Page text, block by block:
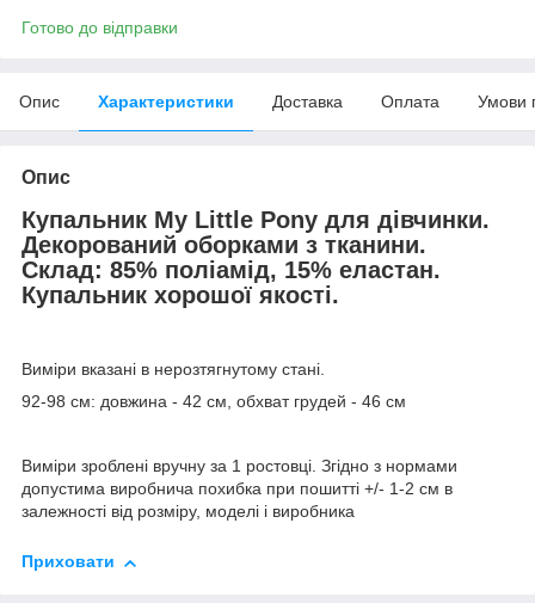
Готово до відправки
Опис Характеристики Доставка Оплата Умови
Опис
Купальник My Little Pony для дівчинки.
Декорований оборками з тканини.
Склад: 85% поліамід, 15% еластан.
Купальник хорошої якості.
Виміри вказані в нерозтягнутому стані.
92-98 см: довжина - 42 см, обхват грудей - 46 см
Виміри зроблені вручну за 1 ростовці. Згідно з нормами
допустима виробнича похибка при пошитті +/- 1-2 см в
залежності від розміру, моделі і виробника
Приховати